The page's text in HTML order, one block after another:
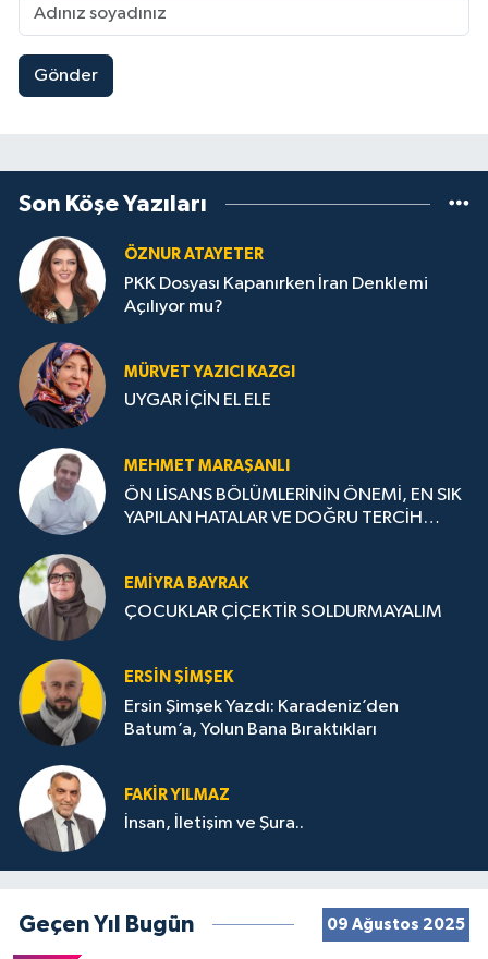
Gönder
Son Köşe Yazıları
ÖZNUR ATAYETER
PKK Dosyası Kapanırken İran Denklemi
Açılıyor mu?
MÜRVET YAZICI KAZGI
UYGAR İÇİN EL ELE
MEHMET MARAŞANLI
ÖN LİSANS BÖLÜMLERİNİN ÖNEMİ, EN SIK
YAPILAN HATALAR VE DOĞRU TERCİH
EMIYRA BAYRAK
ÇOCUKLAR ÇİÇEKTİR SOLDURMAYALIM
ERSIN ŞIMŞEK
Ersin Şimşek Yazdı: Karadeniz’den
Batum’a, Yolun Bana Bıraktıkları
FAKIR YILMAZ
İnsan, İletişim ve Şura..
Geçen Yıl Bugün 09 Ağustos 2025